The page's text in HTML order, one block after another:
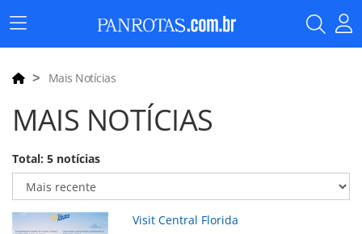
Menu
Principal
Mais Notícias
MAIS NOTÍCIAS
Total: 5 notícias
Visit Central Florida